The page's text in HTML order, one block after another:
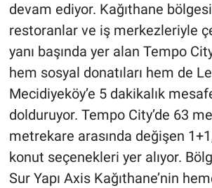
devam ediyor. Kağıthane
restoranlar ve iş merkezleriyle
yanı başında yer alan Tempo
hem sosyal donatıları hem de
Mecidiyeköy’e 5 dakikalık
dolduruyor. Tempo City’de 63
metrekare arasında değişen
konut seçenekleri yer alıyor.
Sur Yapı Axis Kağıthane’nin